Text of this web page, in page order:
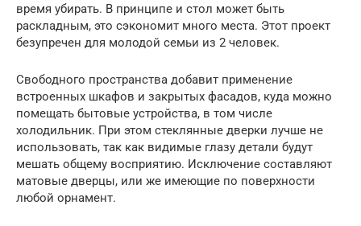
время убирать. В принципе и стол может быть
раскладным, это сэкономит много места. Этот проект
безупречен для молодой семьи из 2 человек.
Свободного пространства добавит применение
встроенных шкафов и закрытых фасадов, куда можно
помещать бытовые устройства, в том числе
холодильник. При этом стеклянные дверки лучше не
использовать, так как видимые глазу детали будут
мешать общему восприятию. Исключение составляют
матовые дверцы, или же имеющие по поверхности
любой орнамент.